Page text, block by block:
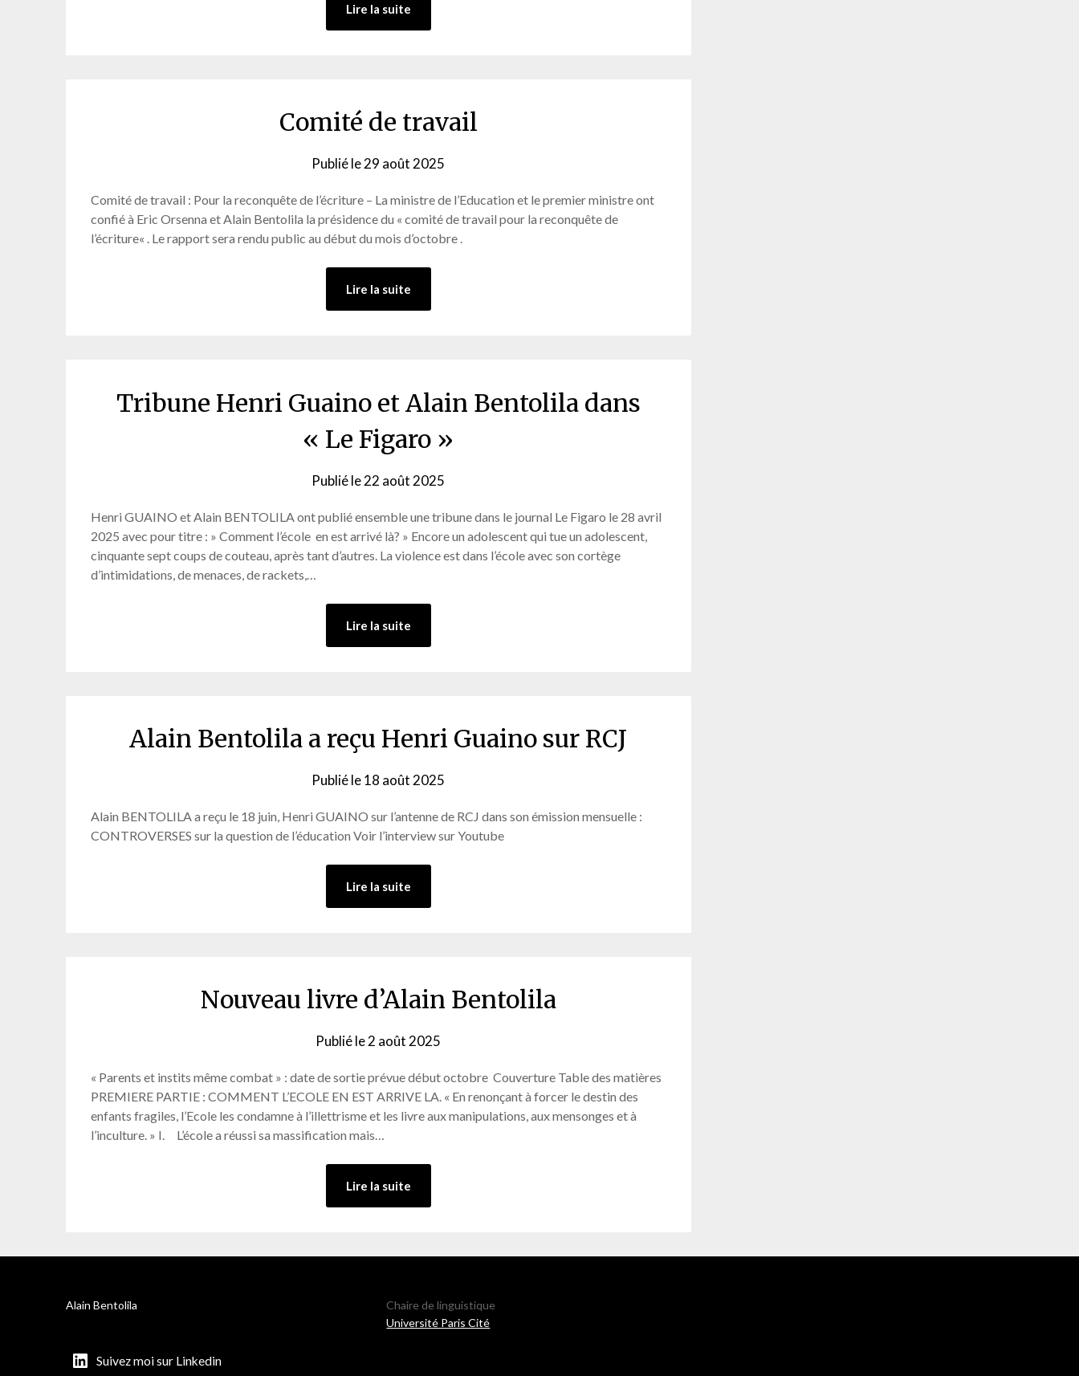
Lire la suite
Comité de travail
Publié le29 août 2025
ab
Comité de travail : Pour la reconquête de l’écriture – La ministre de l’Education et le premier ministre ont
confié à Eric Orsenna et Alain Bentolila la présidence du « comité de travail pour la reconquête de
l’écriture« . Le rapport sera rendu public au début du mois d’octobre .
Lire la suite
Tribune Henri Guaino et Alain Bentolila dans
« Le Figaro »
Publié le22 août 2025
Henri GUAINO et Alain BENTOLILA ont publié ensemble une tribune dans le journal Le Figaro le 28 avril
2025 avec pour titre : » Comment l’école en est arrivé là? » Encore un adolescent qui tue un adolescent,
cinquante sept coups de couteau, après tant d’autres. La violence est dans l’école avec son cortège
d’intimidations, de menaces, de rackets,…
Lire la suite
Alain Bentolila a reçu Henri Guaino sur RCJ
Publié le18 août 2025
Alain BENTOLILA a reçu le 18 juin, Henri GUAINO sur l’antenne de RCJ dans son émission mensuelle :
CONTROVERSES sur la question de l’éducation Voir l’interview sur Youtube
Lire la suite
Nouveau livre d’Alain Bentolila
Publié le2 août 2025
ab
« Parents et instits même combat » : date de sortie prévue début octobre Couverture Table des matières
PREMIERE PARTIE : COMMENT L’ECOLE EN EST ARRIVE LA. « En renonçant à forcer le destin des
enfants fragiles, l’Ecole les condamne à l’illettrisme et les livre aux manipulations, aux mensonges et à
l’inculture. » I. L’école a réussi sa massification mais…
Lire la suite
Alain Bentolila
Suivez moi sur Linkedin
Chaire de linguistique
Université Paris Cité